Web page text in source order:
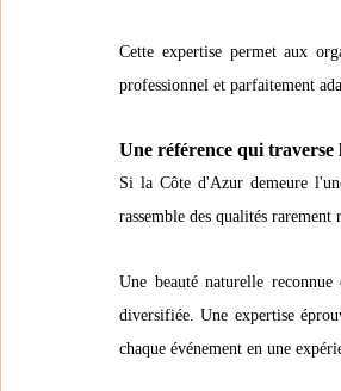
Cette expertise permet aux
professionnel et parfaitement
Une référence qui traverse
Si la Côte d'Azur demeure
rassemble des qualités rarement
Une beauté naturelle
diversifiée. Une expertise
chaque événement en une